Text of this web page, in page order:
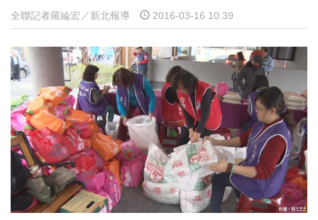
全聯記者羅綸宏／新北報導 2016-03-16 10:39